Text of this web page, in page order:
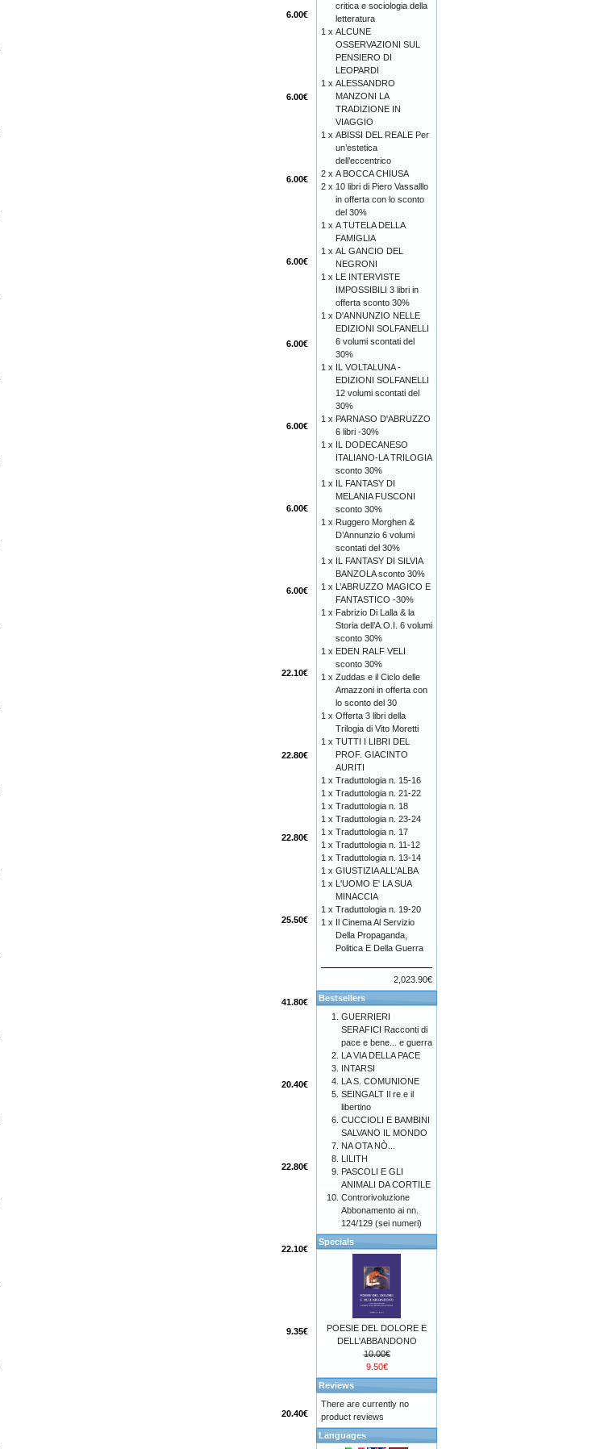
6.00€
6.00€
6.00€
6.00€
6.00€
6.00€
6.00€
6.00€
22.10€
22.80€
22.80€
25.50€
41.80€
20.40€
22.80€
22.10€
9.35€
20.40€
critica e sociologia della
letteratura
1 x ALCUNE
OSSERVAZIONI SUL
PENSIERO DI
LEOPARDI
1 x ALESSANDRO
MANZONI LA
TRADIZIONE IN
VIAGGIO
1 x ABISSI DEL REALE Per
un’estetica
dell’eccentrico
2 x A BOCCA CHIUSA
2 x 10 libri di Piero Vassalllo
in offerta con lo sconto
del 30%
1 x A TUTELA DELLA
FAMIGLIA
1 x AL GANCIO DEL
NEGRONI
1 x LE INTERVISTE
IMPOSSIBILI 3 libri in
offerta sconto 30%
1 x D'ANNUNZIO NELLE
EDIZIONI SOLFANELLI
6 volumi scontati del
30%
1 x IL VOLTALUNA -
EDIZIONI SOLFANELLI
12 volumi scontati del
30%
1 x PARNASO D'ABRUZZO
6 libri -30%
1 x IL DODECANESO
ITALIANO-LA TRILOGIA
sconto 30%
1 x IL FANTASY DI
MELANIA FUSCONI
sconto 30%
1 x Ruggero Morghen &
D’Annunzio 6 volumi
scontati del 30%
1 x IL FANTASY DI SILVIA
BANZOLA sconto 30%
1 x L’ABRUZZO MAGICO E
FANTASTICO -30%
1 x Fabrizio Di Lalla & la
Storia dell’A.O.I. 6 volumi
sconto 30%
1 x EDEN RALF VELI
sconto 30%
1 x Zuddas e il Ciclo delle
Amazzoni in offerta con
lo sconto del 30
1 x Offerta 3 libri della
Trilogia di Vito Moretti
1 x TUTTI I LIBRI DEL
PROF. GIACINTO
AURITI
1 x Traduttologia n. 15-16
1 x Traduttologia n. 21-22
1 x Traduttologia n. 18
1 x Traduttologia n. 23-24
1 x Traduttologia n. 17
1 x Traduttologia n. 11-12
1 x Traduttologia n. 13-14
1 x GIUSTIZIA ALL'ALBA
1 x L'UOMO E' LA SUA
MINACCIA
1 x Traduttologia n. 19-20
1 x Il Cinema Al Servizio
Della Propaganda,
Politica E Della Guerra
2,023.90€
Bestsellers
GUERRIERI
SERAFICI Racconti di
pace e bene... e guerra
LA VIA DELLA PACE
INTARSI
LA S. COMUNIONE
SEINGALT Il re e il
libertino
CUCCIOLI E BAMBINI
SALVANO IL MONDO
NA OTA NÒ...
LILITH
PASCOLI E GLI
ANIMALI DA CORTILE
Controrivoluzione
Abbonamento ai nn.
124/129 (sei numeri)
Specials
POESIE DEL DOLORE E
DELL'ABBANDONO
10.00€
9.50€
Reviews
There are currently no
product reviews
Languages